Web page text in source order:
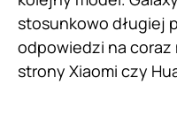
stosunkowo długiej
odpowiedzi na
strony Xiaomi czy